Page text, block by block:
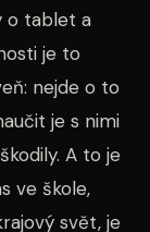
o tablet a
je to
nejde o to
je s nimi
A to je
ve škole,
svět, je